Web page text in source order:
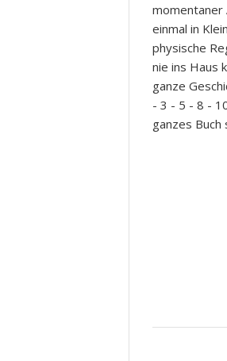
momentaner
einmal in
physische
nie ins Haus
ganze
- 3 - 5 - 8 -
ganzes Buch